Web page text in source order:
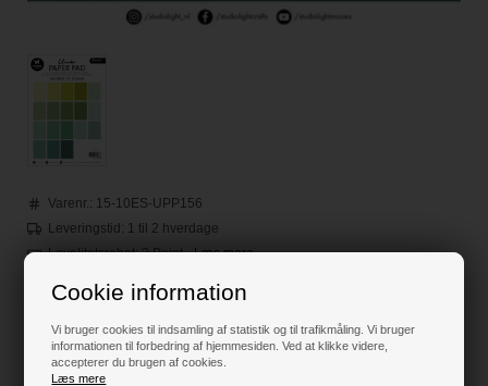
Cookie information
Vi bruger cookies til indsamling af statistik og til trafikmåling. Vi bruger
informationen til forbedring af hjemmesiden. Ved at klikke videre,
accepterer du brugen af cookies.
Læs mere
Varenr.: 15-10ES-UPP156
Leveringstid: 1 til 2 hverdage
Loyalitetsrabat:2 Point-Læs mere
55,00DKK